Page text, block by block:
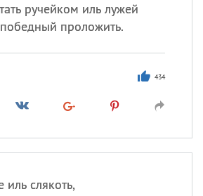
ручейком иль лужей
проложить.
434
иль слякоть,